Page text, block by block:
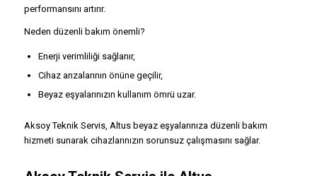
performansını artırır.
Neden düzenli bakım önemli?
Enerji verimliliği sağlanır,
Cihaz arızalarının önüne geçilir,
Beyaz eşyalarınızın kullanım ömrü uzar.
Aksoy Teknik Servis, Altus beyaz eşyalarınıza düzenli bakım
hizmeti sunarak cihazlarınızın sorunsuz çalışmasını sağlar.